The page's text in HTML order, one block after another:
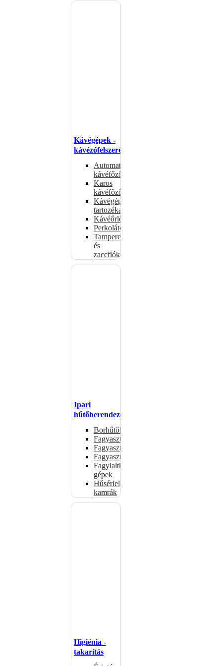
Kávégépek -
kávézófelszerelés
Automata
kávéfőzők
Karos
kávéfőzők
Kávégépek
tartozékai
Kávéőrlők
Perkolátorok
Tamperek
és
zaccfiókok
Ipari
hűtőberendezések
Borhűtők
Fagyasztóasztalok
Fagyasztóládák
Fagyasztószekrények
Fagylaltkészítő
gépek
Húsérlelő
kamrák
Higiénia -
takarítás